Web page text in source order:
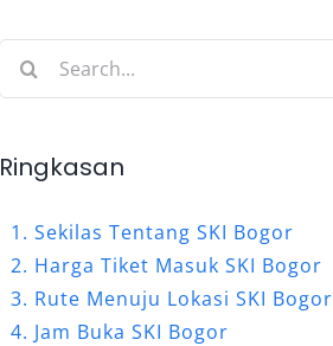
Search
Ringkasan
Sekilas Tentang SKI Bogor
Harga Tiket Masuk SKI Bogor
Rute Menuju Lokasi SKI Bogor
Jam Buka SKI Bogor